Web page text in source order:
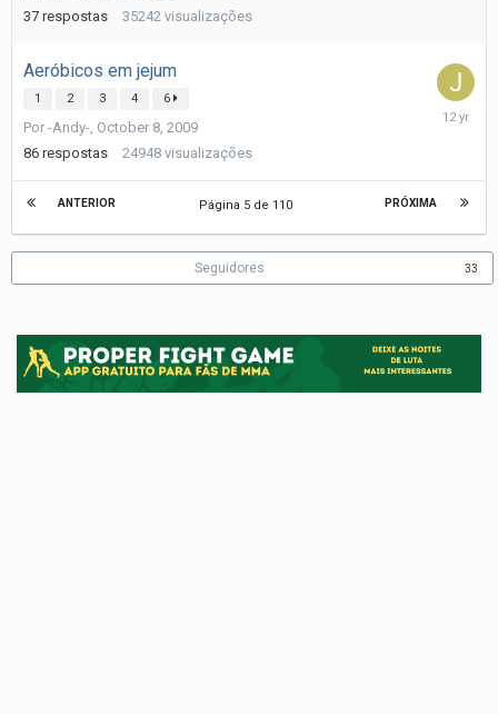
37 respostas 35242 visualizações
Aeróbicos em jejum
1 2 3 4 6
Por -Andy- October 8, 2009
86 respostas 24948 visualizações
May
ANTERIOR PRÓXIMA
Página 5 de 110
Seguidores 33